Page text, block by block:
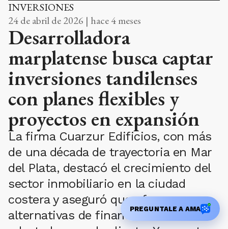
INVERSIONES
24 de abril de 2026 | hace 4 meses
Desarrolladora
marplatense busca captar
inversiones tandilenses
con planes flexibles y
proyectos en expansión
La firma Cuarzur Edificios, con más
de una década de trayectoria en Mar
del Plata, destacó el crecimiento del
sector inmobiliario en la ciudad
costera y aseguró que ofrece
alternativas de financiaciónPREGUNTALE A AMA